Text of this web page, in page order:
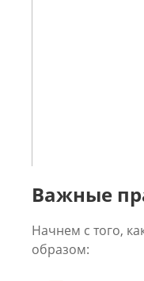
Важные
Начнем с того,
образом: